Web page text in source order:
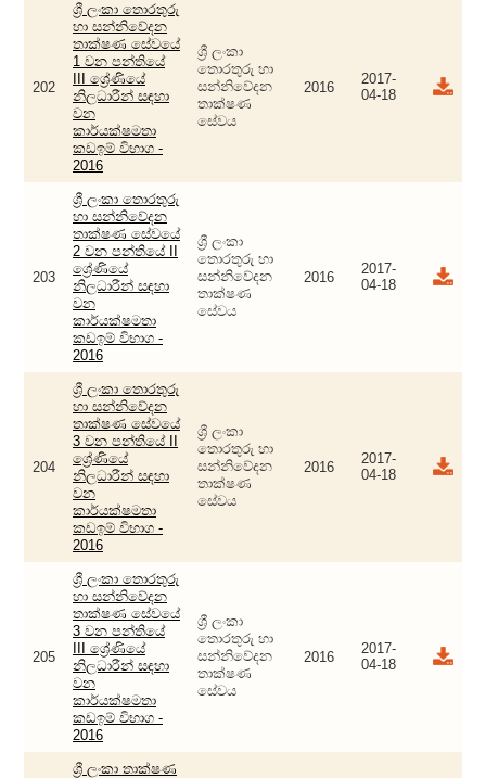
202
ශ්‍රී ලංකා තොරතුරු
හා සන්නිවේදන
තාක්ෂණ සේවයේ
1 වන පන්තියේ
III ශ්‍රේණියේ
නිලධාරීන් සඳහා
වන
කාර්යක්ෂමතා
කඩඉම් විභාග -
2016
ශ්‍රී ලංකා
තොරතුරු හා
සන්නිවේදන
තාක්ෂණ
සේවය
2016
2017-
04-18
203
ශ්‍රී ලංකා තොරතුරු
හා සන්නිවේදන
තාක්ෂණ සේවයේ
2 වන පන්තියේ II
ශ්‍රේණියේ
නිලධාරීන් සඳහා
වන
කාර්යක්ෂමතා
කඩඉම් විභාග -
2016
ශ්‍රී ලංකා
තොරතුරු හා
සන්නිවේදන
තාක්ෂණ
සේවය
2016
2017-
04-18
204
ශ්‍රී ලංකා තොරතුරු
හා සන්නිවේදන
තාක්ෂණ සේවයේ
3 වන පන්තියේ II
ශ්‍රේණියේ
නිලධාරීන් සඳහා
වන
කාර්යක්ෂමතා
කඩඉම් විභාග -
2016
ශ්‍රී ලංකා
තොරතුරු හා
සන්නිවේදන
තාක්ෂණ
සේවය
2016
2017-
04-18
205
ශ්‍රී ලංකා තොරතුරු
හා සන්නිවේදන
තාක්ෂණ සේවයේ
3 වන පන්තියේ
III ශ්‍රේණියේ
නිලධාරීන් සඳහා
වන
කාර්යක්ෂමතා
කඩඉම් විභාග -
2016
ශ්‍රී ලංකා
තොරතුරු හා
සන්නිවේදන
තාක්ෂණ
සේවය
2016
2017-
04-18
ශ්‍රී ලංකා තාක්ෂණ